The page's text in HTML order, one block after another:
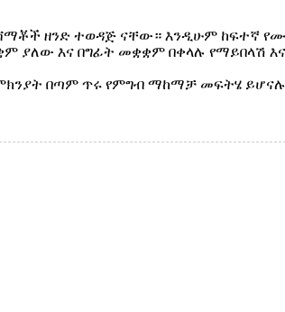
ዘንድ ተወዳጅ ናቸው። እንዲሁም ከፍተኛ
ያለው እና በግፊት መቋቋም በቀላሉ የማይበላሽ
በጣም ጥሩ የምግብ ማከማቻ መፍትሄ